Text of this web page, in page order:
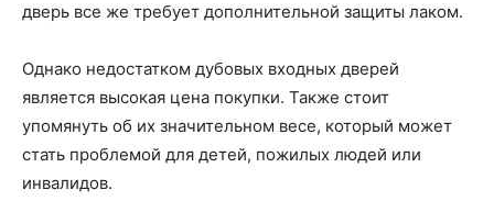
дверь все же требует дополнительной защиты лаком.
Однако недостатком дубовых входных дверей
является высокая цена покупки. Также стоит
упомянуть об их значительном весе, который может
стать проблемой для детей, пожилых людей или
инвалидов.